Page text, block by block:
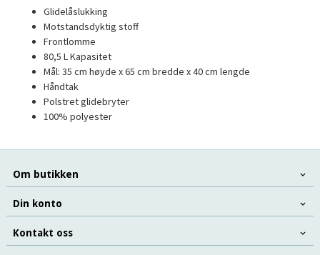
Glidelåslukking
Motstandsdyktig stoff
Frontlomme
80,5 L Kapasitet
Mål: 35 cm høyde x 65 cm bredde x 40 cm lengde
Håndtak
Polstret glidebryter
100% polyester
Om butikken
Din konto
Kontakt oss